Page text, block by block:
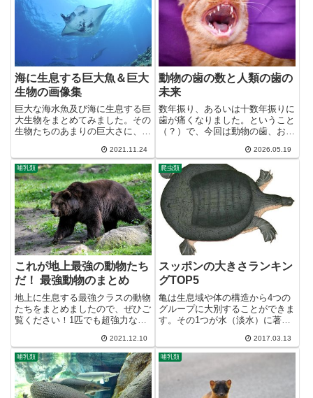
海に生息する巨大魚＆巨大
生物の画像集
巨大な海水魚及び海に生息する巨
大生物をまとめてみました。その
生物たちのあまりの巨大さに、海
魚類（サメ類）ジンベイザメ【最
大クラスの長さ】1370cm（最高
記録）【最大クラスの重さ】
22t【学名】Rhincodo...
2021.11.24
動物の歯の数と人類の歯の
未来
数年振り、あるいは十数年振りに
歯が痛くなりました。ということ
（？）で、今回は動物の歯、およ
きたいと思います。(;^_^A人の歯
（永久歯）は切歯2本、犬歯1
本、小臼歯2本、大臼歯3本（う
ち1本は親知らず）の計8本...
2026.05.19
哺乳類
これが地上最強の動物たち
だ！ 最強動物のまとめ
地上に生息する最強クラスの動物
たちをまとめましたので、ぜひご
覧ください！1匹でも超強力な大
も超強力な大型の肉食哺乳類を紹
介します。トラ【学名】Panthera
tigris【最大クラスの体重】
300kg【分類】...
2021.12.10
爬虫類
スッポンの大きさランキン
グTOP5
亀は生息域や体の構造から4つの
グループに大別することができま
す。その1つが水（淡水）に著し
ポンで、東南アジア周辺にはかな
り大きなスッポンがいることで知
られています。というわけで、大
2017.03.13
哺乳類 哺乳類